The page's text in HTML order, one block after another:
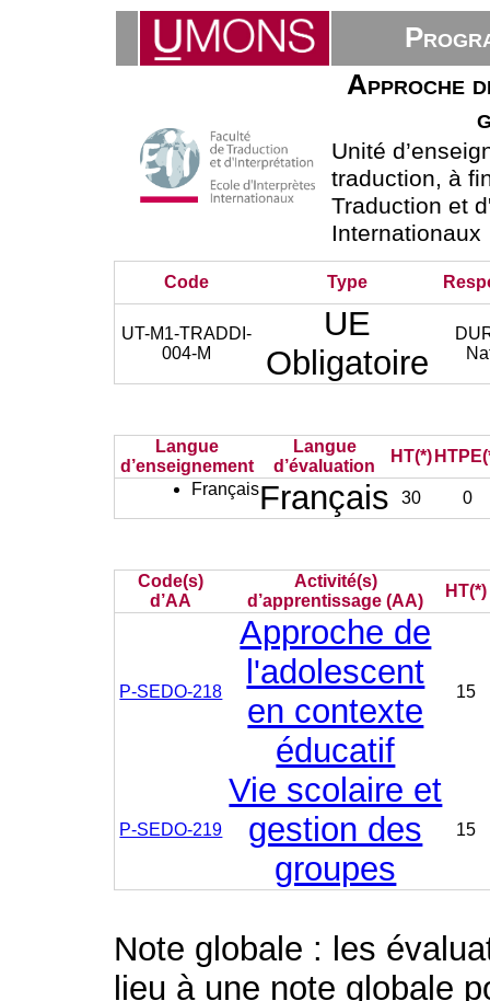
Approche
Unité
traduction, à
Traduction et
Internationaux
Code Type
UT-M1-TRADDI-
004-M
UE
Obligatoire
Langue
d’enseignement
Langue
d’évaluation
HT(*)
FrançaisFrançais 30 0
Code(s)
d’AA
Activité(s)
d’apprentissage (AA)
HT(*)
P-SEDO-218
Approche de
l'adolescent
en contexte
éducatif
15
P-SEDO-219
Vie scolaire et
gestion des
groupes
15
Note globale : les
lieu à une note globale